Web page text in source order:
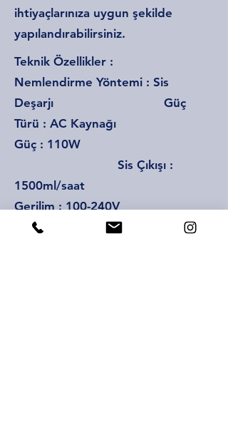
ihtiyaçlarınıza uygun şekilde
yapılandırabilirsiniz.
Teknik Özellikler :
Nemlendirme Yöntemi : Sis
Deşarjı Güç
Türü : AC Kaynağı
Güç : 110W
Sis Çıkışı :
1500ml/saat
Gerilim : 100-240V
Kapasite : 24L